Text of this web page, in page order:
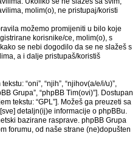
molim(o), ne pristupaj/koristi
možemo promijeniti u bilo koje
korisnike/ce, molim(o), s
se nebi dogodilo da se ne slažeš s
a i dalje pristupaš/koristiš
“oni”, “njih”, “njihov(a/e/i/u)”,
Grupa”, “phpBB Tim(ovi)”]. Dostupan
tekstu: “GPL”]. Možeš ga preuzeti sa
detaljn(ij)e informacije o phpBBu.
bazirane rasprave. phpBB Grupa
forumu, od naše strane (ne)dopušten